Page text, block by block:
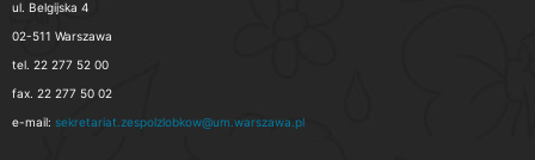
ul. Belgijska 4
02-511 Warszawa
tel. 22 277 52 00
fax. 22 277 50 02
e-mail: sekretariat.zespolzlobkow@um.warszawa.pl